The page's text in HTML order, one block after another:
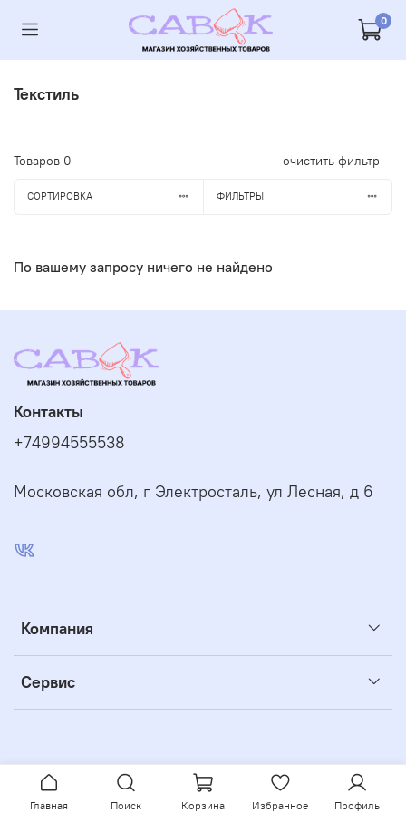
0
Текстиль
Товаров 0 очистить фильтр
СОРТИРОВКА ФИЛЬТРЫ
По вашему запросу ничего не найдено
Компания
Сервис
Контакты
+74994555538
Московская обл, г Электросталь, ул Лесная, д 6
Главная Поиск Корзина Избранное Профиль